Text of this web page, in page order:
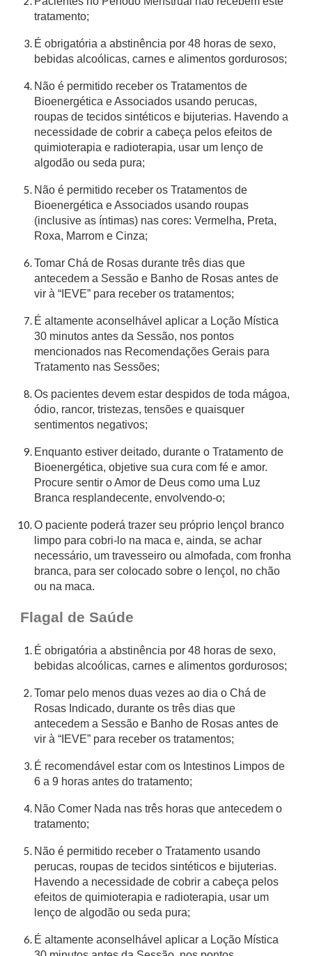
tratamento;
É obrigatória a abstinência por 48 horas de sexo,
bebidas alcoólicas, carnes e alimentos gordurosos;
Não é permitido receber os Tratamentos de
Bioenergética e Associados usando perucas,
roupas de tecidos sintéticos e bijuterias. Havendo a
necessidade de cobrir a cabeça pelos efeitos de
quimioterapia e radioterapia, usar um lenço de
algodão ou seda pura;
Não é permitido receber os Tratamentos de
Bioenergética e Associados usando roupas
(inclusive as íntimas) nas cores: Vermelha, Preta,
Roxa, Marrom e Cinza;
Tomar Chá de Rosas durante três dias que
antecedem a Sessão e Banho de Rosas antes de
vir à “IEVE” para receber os tratamentos;
É altamente aconselhável aplicar a Loção Mística
30 minutos antes da Sessão, nos pontos
mencionados nas Recomendações Gerais para
Tratamento nas Sessões;
Os pacientes devem estar despidos de toda mágoa,
ódio, rancor, tristezas, tensões e quaisquer
sentimentos negativos;
Enquanto estiver deitado, durante o Tratamento de
Bioenergética, objetive sua cura com fé e amor.
Procure sentir o Amor de Deus como uma Luz
Branca resplandecente, envolvendo-o;
O paciente poderá trazer seu próprio lençol branco
limpo para cobri-lo na maca e, ainda, se achar
necessário, um travesseiro ou almofada, com fronha
branca, para ser colocado sobre o lençol, no chão
ou na maca.
Flagal de Saúde
É obrigatória a abstinência por 48 horas de sexo,
bebidas alcoólicas, carnes e alimentos gordurosos;
Tomar pelo menos duas vezes ao dia o Chá de
Rosas Indicado, durante os três dias que
antecedem a Sessão e Banho de Rosas antes de
vir à “IEVE” para receber os tratamentos;
É recomendável estar com os Intestinos Limpos de
6 a 9 horas antes do tratamento;
Não Comer Nada nas três horas que antecedem o
tratamento;
Não é permitido receber o Tratamento usando
perucas, roupas de tecidos sintéticos e bijuterias.
Havendo a necessidade de cobrir a cabeça pelos
efeitos de quimioterapia e radioterapia, usar um
lenço de algodão ou seda pura;
É altamente aconselhável aplicar a Loção Mística